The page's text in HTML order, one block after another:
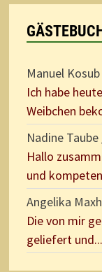
Manuel Kosub
Ich habe
Weibchen
Nadine Taube
Hallo
und
Angelika
Die von mir
geliefert und...